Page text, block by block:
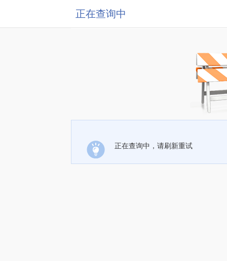
正在查询中
正在查询中，请刷新重试